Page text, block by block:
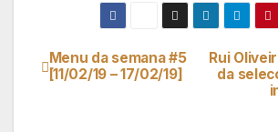
Navegação
Rui
da
Menu da semana #5
[11/02/19 – 17/02/19]